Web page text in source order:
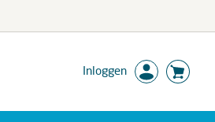
Inloggen